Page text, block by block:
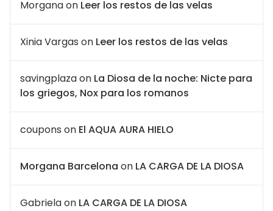
Morganaon Leer los restos de las velas
Xinia Vargas on Leer los restos de las velas
savingplazaon La Diosa de la noche: Nicte para
los griegos, Nox para los romanos
coupons on El AQUA AURA HIELO
Morgana Barcelona on LA CARGA DE LA DIOSA
Gabrielaon LA CARGA DE LA DIOSA